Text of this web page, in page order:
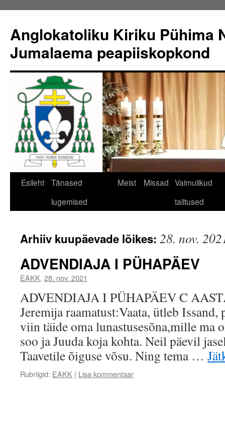
juurde
Anglokatoliku Kiriku Pühima
Jumalaema peapiiskopkond
Esileht
Tänased
lugemised
Meist Missad Vaimulikud
talitused
Arhiiv kuupäevade lõikes: 28. nov.
ADVENDIAJA I PÜHAPÄEV
EAKK, 28. nov. 2021
ADVENDIAJA I PÜHAPÄEV C
Jeremija raamatust:Vaata, ütleb Issand,
viin täide oma lunastusesõna,mille ma
soo ja Juuda koja kohta. Neil päevil
Taavetile õiguse võsu. Ning tema …
Rubriigid: EAKK | Lisa kommentaar